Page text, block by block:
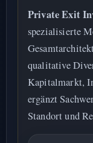
Private Exit
spezialisierte
qualitative
Kapitalmarkt,
ergänzt
Standort und